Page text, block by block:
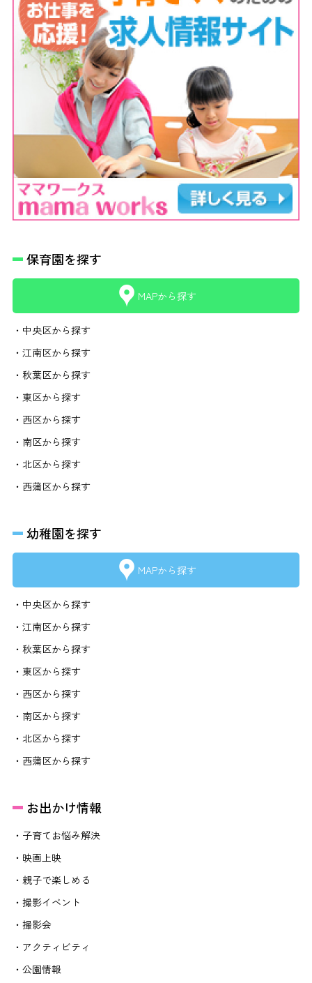
保育園を探す
MAPから探す
・中央区から探す
・江南区から探す
・秋葉区から探す
・東区から探す
・西区から探す
・南区から探す
・北区から探す
・西蒲区から探す
幼稚園を探す
MAPから探す
・中央区から探す
・江南区から探す
・秋葉区から探す
・東区から探す
・西区から探す
・南区から探す
・北区から探す
・西蒲区から探す
お出かけ情報
・子育てお悩み解決
・映画上映
・親子で楽しめる
・撮影イベント
・撮影会
・アクティビティ
・公園情報